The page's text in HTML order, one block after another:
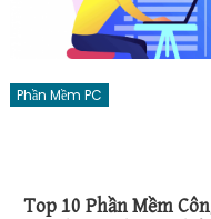
Phần Mềm PC
Top 10 Phần Mềm